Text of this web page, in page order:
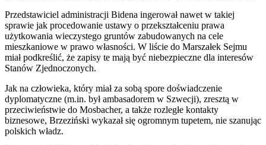
Przedstawiciel administracji Bidena ingerował nawet w takiej
sprawie jak procedowanie ustawy o przekształceniu prawa
użytkowania wieczystego gruntów zabudowanych na cele
mieszkaniowe w prawo własności. W liście do Marszałek Sejmu
miał podkreślić, że zapisy te mają być niebezpieczne dla interesów
Stanów Zjednoczonych.
Jak na człowieka, który miał za sobą spore doświadczenie
dyplomatyczne (m.in. był ambasadorem w Szwecji), zresztą w
przeciwieństwie do Mosbacher, a także rozległe kontakty
biznesowe, Brzeziński wykazał się ogromnym tupetem, nie szanując
polskich władz.